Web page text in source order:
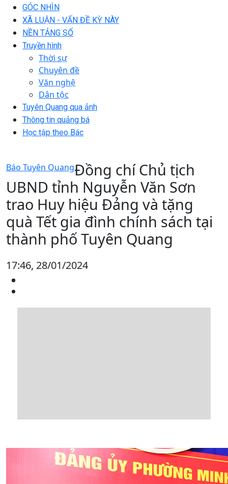
GÓC NHÌN
XÃ LUẬN - VẤN ĐỀ KỲ NÀY
NỀN TẢNG SỐ
Truyền hình
Thời sự
Chuyên đề
Văn nghệ
Dân tộc
Tuyên Quang qua ảnh
Thông tin quảng bá
Học tập theo Bác
Báo Tuyên QuangĐồng chí Chủ tịch
UBND tỉnh Nguyễn Văn Sơn
trao Huy hiệu Đảng và tặng
quà Tết gia đình chính sách tại
thành phố Tuyên Quang
17:46, 28/01/2024